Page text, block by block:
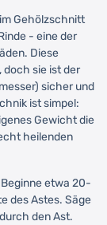
Gehölzschnitt
- eine der
Diese
sie ist der
sicher und
ist simpel:
Gewicht die
heilenden
Beginne etwa 20-
des Astes. Säge
den Ast.